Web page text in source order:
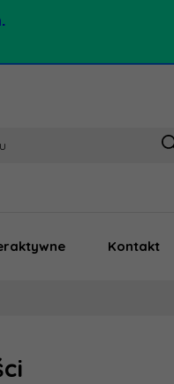
Kontakt